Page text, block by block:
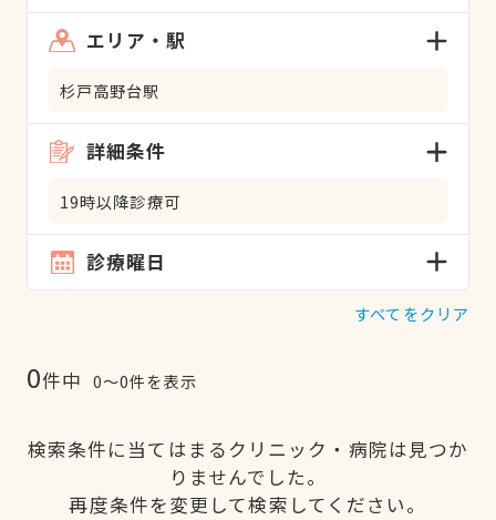
エリア・駅
杉戸高野台駅
詳細条件
19時以降診療可
診療曜日
すべてをクリア
0件中 0〜0件を表示
検索条件に当てはまるクリニック・病院は見つか
りませんでした。
再度条件を変更して検索してください。